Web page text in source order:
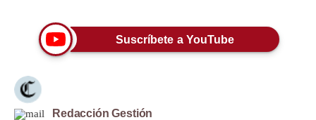
Estilos
Mundo
EEUU
Suscríbete a YouTube
Redacción Gestión